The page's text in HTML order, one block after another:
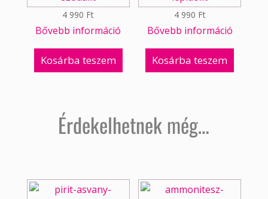
4 990 Ft
Bővebb információ
Kosárba teszem
4 990 Ft
Bővebb információ
Kosárba teszem
Érdekelhetnek még…